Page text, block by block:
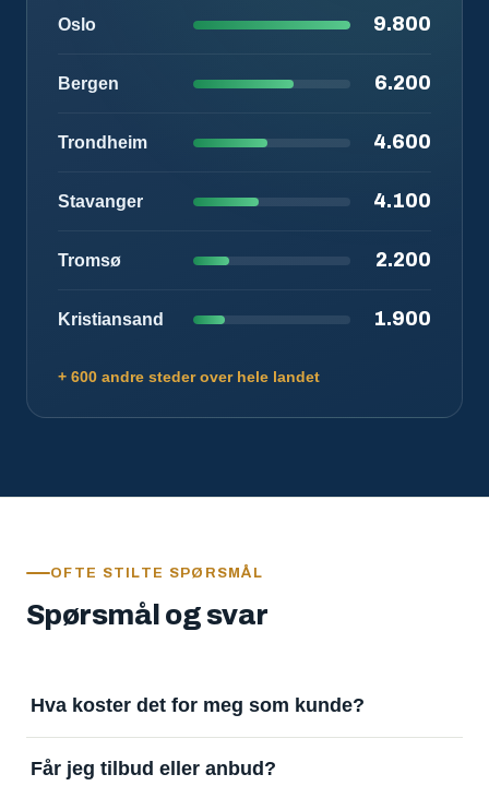
Oslo 9.800
Bergen 6.200
Trondheim 4.600
Stavanger 4.100
Tromsø 2.200
Kristiansand 1.900
+ 600 andre steder over hele landet
OFTE STILTE SPØRSMÅL
Spørsmål og svar
Hva koster det for meg som kunde?
å motta svar. Tjenesten finansieres av
Får jeg tilbud eller anbud?